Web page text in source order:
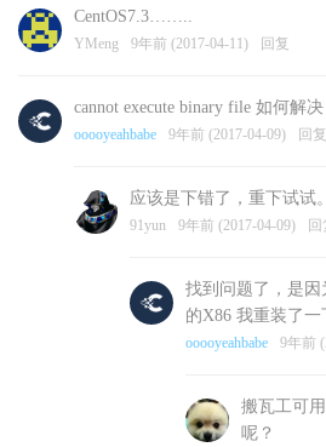
CentOS7.3……..
YMeng 9年前 (2017-04-11) 回复
cannot execute binary file 如何解
ooooyeahbabe 9年前 (2017-04-09) 回复
应该是下错了，重下试试。
91yun 9年前 (2017-04-09) 回
找到问题了，是
的X86 我重装了一
ooooyeahbabe 9年前
搬瓦工可
呢？